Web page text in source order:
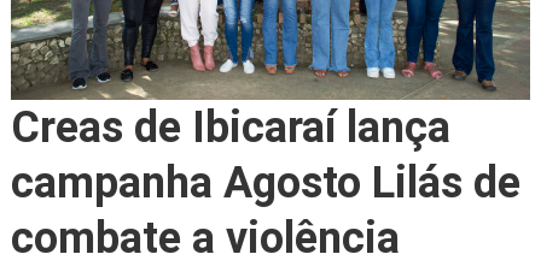
Creas de Ibicaraí lança
campanha Agosto Lilás de
combate a violência